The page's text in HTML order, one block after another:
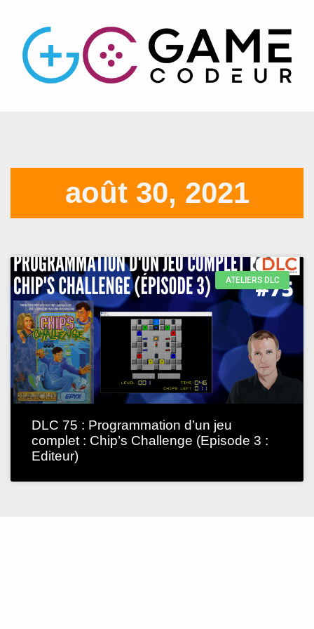
août 30, 2021
ATELIERS DLC
DLC 75 : Programmation d’un jeu
complet : Chip’s Challenge (Episode 3 :
Editeur)